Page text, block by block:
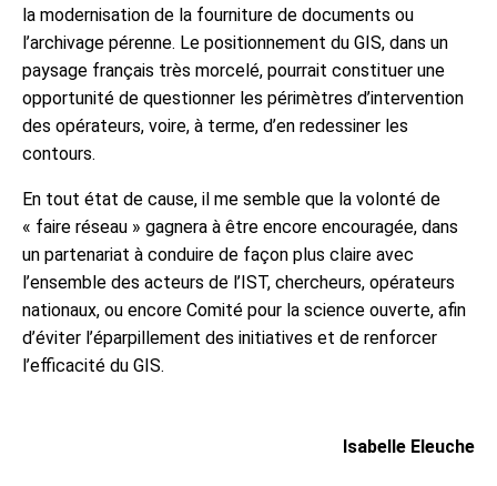
la modernisation de la fourniture de documents ou
l’archivage pérenne. Le positionnement du GIS, dans un
paysage français très morcelé, pourrait constituer une
opportunité de questionner les périmètres d’intervention
des opérateurs, voire, à terme, d’en redessiner les
contours.
En tout état de cause, il me semble que la volonté de
« faire réseau » gagnera à être encore encouragée, dans
un partenariat à conduire de façon plus claire avec
l’ensemble des acteurs de l’IST, chercheurs, opérateurs
nationaux, ou encore Comité pour la science ouverte, afin
d’éviter l’éparpillement des initiatives et de renforcer
l’efficacité du GIS.
Isabelle Eleuche